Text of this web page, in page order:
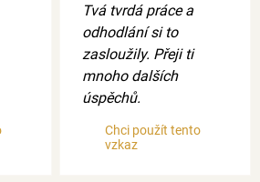
Tvá tvrdá práce a
odhodlání si to
zasloužily. Přeji ti
mnoho dalších
úspěchů.
Chci použít tento
vzkaz